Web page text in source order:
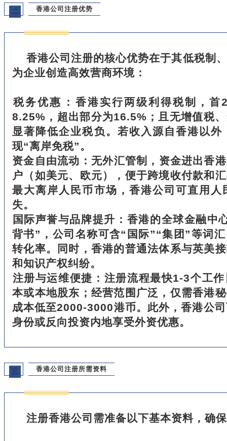
二 香港公司注册优势
香港公司注册的核心优势在于其低税制
为企业创造高效营商环境：
税务优惠‌：香港实行两级利得税制，首
8.25%，超出部分为16.5%；且无增值税
显著降低企业税负。若收入源自香港以
现“离岸免税”。
资金自由流动‌：无外汇管制，资金进出香
户（如美元、欧元），便于跨境收付款和
最大离岸人民币市场，香港公司可直用
失。
国际声誉与品牌提升‌：香港的全球金融中
背书”，公司名称可含“国际”“集团”等词
转化率。同时，香港的普通法体系与英美
和知识产权纠纷。
注册与运维便捷‌：注册流程最快1-3个工
本或本地股东；经营范围广泛，仅需香港
成本低至2000-3000港币。此外，香港公
身份或反向投资内地享受外资优惠。
三 香港公司注册所需资料
注册香港公司需准备以下基本资料，确